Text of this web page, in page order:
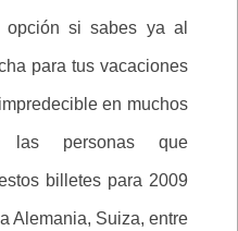
si sabes ya al
para tus vacaciones
en muchos
las personas que
billetes para 2009
Alemania, Suiza, entre